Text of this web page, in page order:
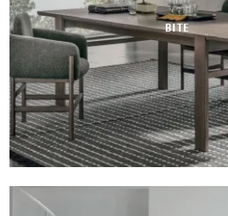
BITE